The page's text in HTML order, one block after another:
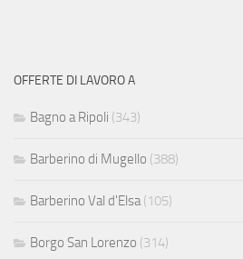
OFFERTE DI LAVORO A
Bagno a Ripoli (343)
Barberino di Mugello (388)
Barberino Val d'Elsa(105)
Borgo San Lorenzo (314)